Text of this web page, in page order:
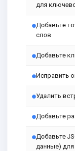
для
Добавьте
слов
Добавьте
Исправить
Удалить
Добавьте
Добавьте
данные) для